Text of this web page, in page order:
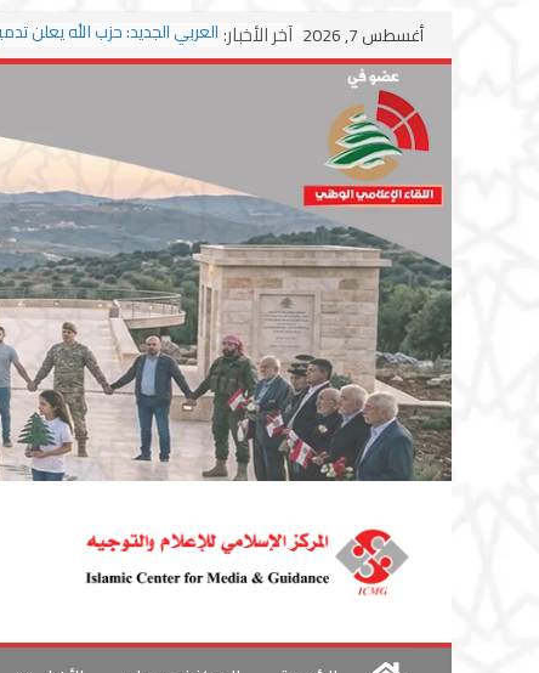
Skip
to
content
أغسطس 7, 2026 آخر الأخبار:
وسط اشتباكات مع جيش
الجمهورية: إسرائيل إلى
احتلال جديدة ولبنان أمام اختبار
بزشكيان وترامب يوقعان اتفاق
تمهيداً لاستئناف المفاوضات
استهداف دراجة نارية على طريق
وغارة على أطراف البيسارية فجرا